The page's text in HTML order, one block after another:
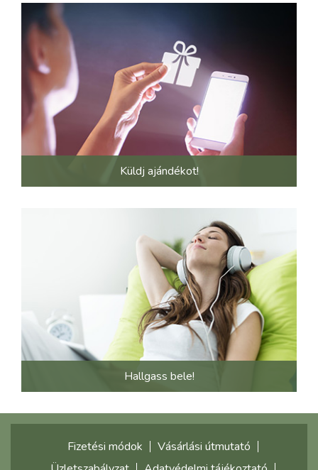
Küldj ajándékot!
Hallgass bele!
Fizetési módok
Vásárlási útmutató